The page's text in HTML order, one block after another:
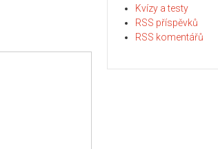
Kvízy a testy
RSS příspěvků
RSS komentářů